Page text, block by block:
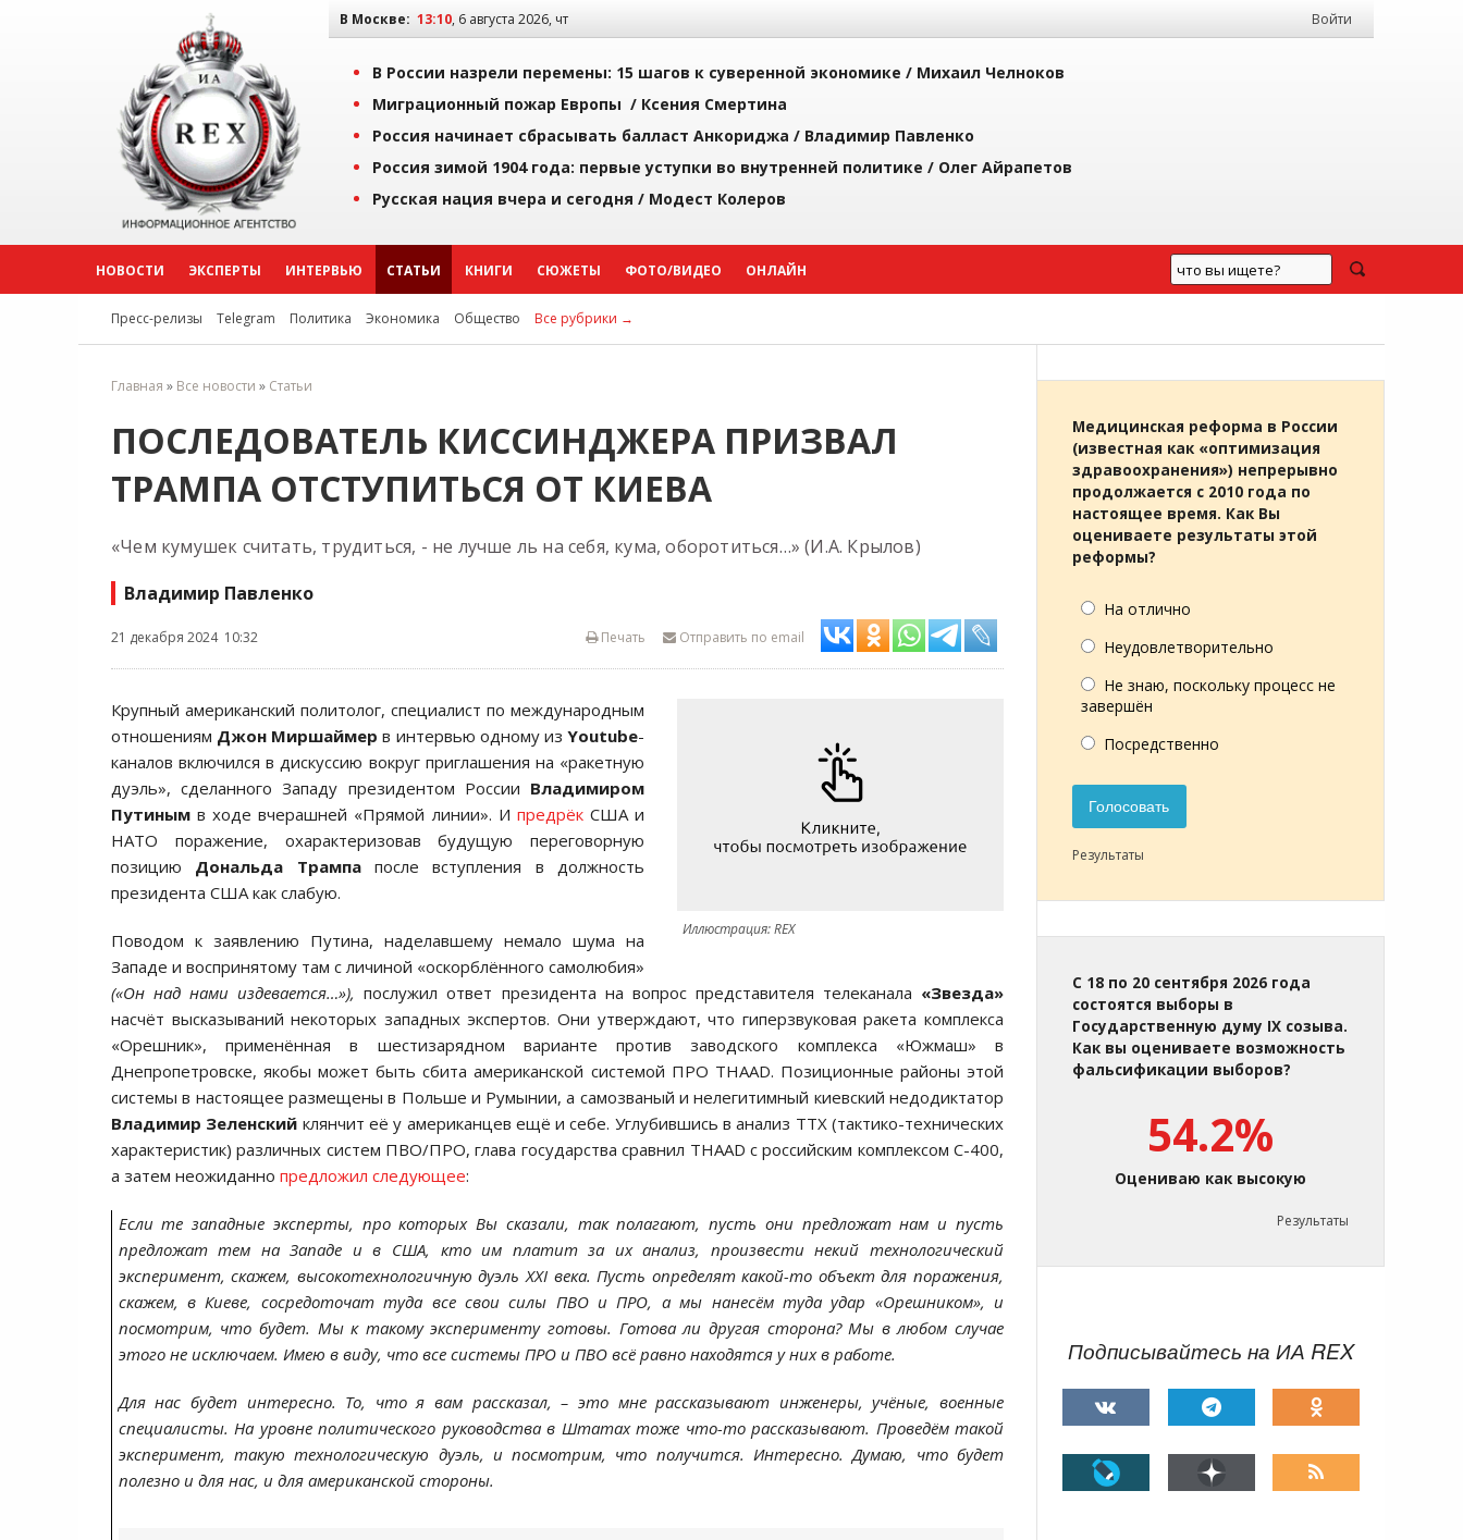
В Москве: 13:10, 6 августа 2026, чт Войти
В России назрели перемены: 15 шагов к суверенной экономике / Михаил Челноков
Миграционный пожар Европы / Ксения Смертина
Россия начинает сбрасывать балласт Анкориджа / Владимир Павленко
Россия зимой 1904 года: первые уступки во внутренней политике / Олег Айрапетов
Русская нация вчера и сегодня / Модест Колеров
НОВОСТИ ЭКСПЕРТЫ ИНТЕРВЬЮ СТАТЬИ КНИГИ СЮЖЕТЫ ФОТО/ВИДЕО ОНЛАЙН
Пресс-релизы Telegram Политика Экономика Общество Все рубрики →
Главная » Все новости » Статьи
ПОСЛЕДОВАТЕЛЬ КИССИНДЖЕРА ПРИЗВАЛ
ТРАМПА ОТСТУПИТЬСЯ ОТ КИЕВА
«Чем кумушек считать, трудиться, - не лучше ль на себя, кума, оборотиться…» (И.А. Крылов)
Владимир Павленко
21 декабря 2024 10:32 Отправить по email
Печать
Иллюстрация: REX
Крупный американский политолог, специалист по международным
отношениям Джон Миршаймерв интервью одному изYoutube-
каналов включился в дискуссию вокруг приглашения на «ракетную
дуэль», сделанного Западу президентом России Владимиром
Путинымв ходе вчерашней «Прямой линии». И предрёкСША и
НАТО поражение, охарактеризовав будущую переговорную
позицию Дональда Трампапосле вступления в должность
президента США как слабую.
Поводом к заявлению Путина, наделавшему немало шума на
Западе и воспринятому там с личиной «оскорблённого самолюбия»
(«Он над нами издевается…»), послужил ответ президента на вопрос представителя телеканала «Звезда»
насчёт высказываний некоторых западных экспертов. Они утверждают, что гиперзвуковая ракета комплекса
«Орешник», применённая в шестизарядном варианте против заводского комплекса «Южмаш» в
Днепропетровске, якобы может быть сбита американской системой ПРО THAAD. Позиционные районы этой
системы в настоящее размещены в Польше и Румынии, а самозваный и нелегитимный киевский недодиктатор
Владимир Зеленский клянчит её у американцев ещё и себе. Углубившись в анализ ТТХ (тактико-технических
характеристик) различных систем ПВО/ПРО, глава государства сравнил THAAD c российским комплексом С-400,
а затем неожиданно предложил следующее:
Если те западные эксперты, про которых Вы сказали, так полагают, пусть они предложат нам и пусть
предложат тем на Западе и в США, кто им платит за их анализ, произвести некий технологический
эксперимент, скажем, высокотехнологичную дуэль XXI века. Пусть определят какой-то объект для поражения,
скажем, в Киеве, сосредоточат туда все свои силы ПВО и ПРО, а мы нанесём туда удар «Орешником», и
посмотрим, что будет. Мы к такому эксперименту готовы. Готова ли другая сторона? Мы в любом случае
этого не исключаем. Имею в виду, что все системы ПРО и ПВО всё равно находятся у них в работе.
Для нас будет интересно. То, что я вам рассказал, – это мне рассказывают инженеры, учёные, военные
специалисты. На уровне политического руководства в Штатах тоже что-то рассказывают. Проведём такой
эксперимент, такую технологическую дуэль, и посмотрим, что получится. Интересно. Думаю, что будет
полезно и для нас, и для американской стороны.
Медицинская реформа в России
(известная как «оптимизация
здравоохранения») непрерывно
продолжается с 2010 года по
настоящее время. Как Вы
оцениваете результаты этой
реформы?
На отлично
Неудовлетворительно
Не знаю, поскольку процесс не
завершён
Посредственно
Голосовать
Результаты
С 18 по 20 сентября 2026 года
состоятся выборы в
Государственную думу IX созыва.
Как вы оцениваете возможность
фальсификации выборов?
54.2%
Оцениваю как высокую
Результаты
Подписывайтесь на ИА REX